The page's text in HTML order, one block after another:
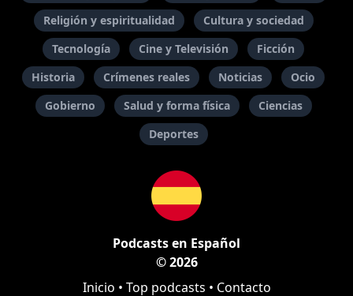
Religión y espiritualidad
Cultura y sociedad
Tecnología
Cine y Televisión
Ficción
Historia
Crímenes reales Noticias
Ocio
Gobierno
Salud y forma física
Ciencias
Deportes
Podcasts en Español
© 2026
Inicio • Top podcasts • Contacto